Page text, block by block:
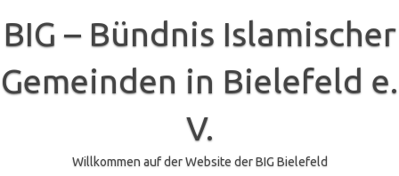
springen
BIG – Bündnis Islamischer
Gemeinden in Bielefeld e.
V.
Willkommen auf der Website der BIG Bielefeld